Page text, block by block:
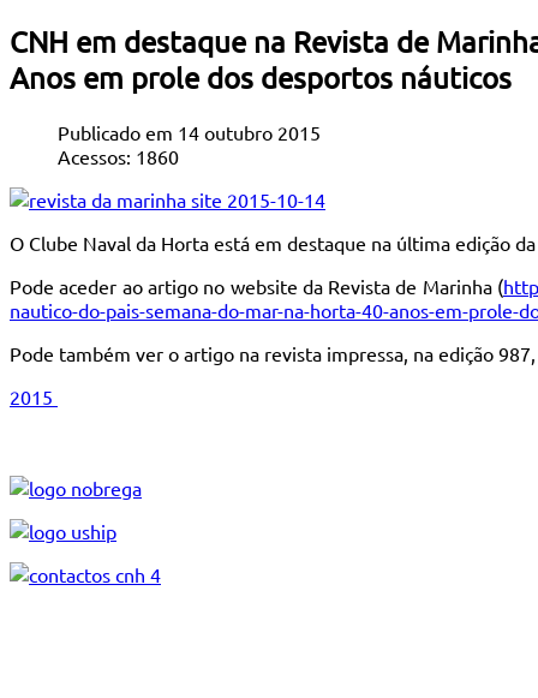
CNH em destaque na Revista de
Anos em prole dos desportos náuticos
Publicado em 14 outubro 2015
Acessos: 1860
O Clube Naval da Horta está em destaque na última edição
Pode aceder ao artigo no website da Revista de Marinha (
nautico-do-pais-semana-do-mar-na-horta-40-anos-em-
Pode também ver o artigo na revista impressa, na edição
2015